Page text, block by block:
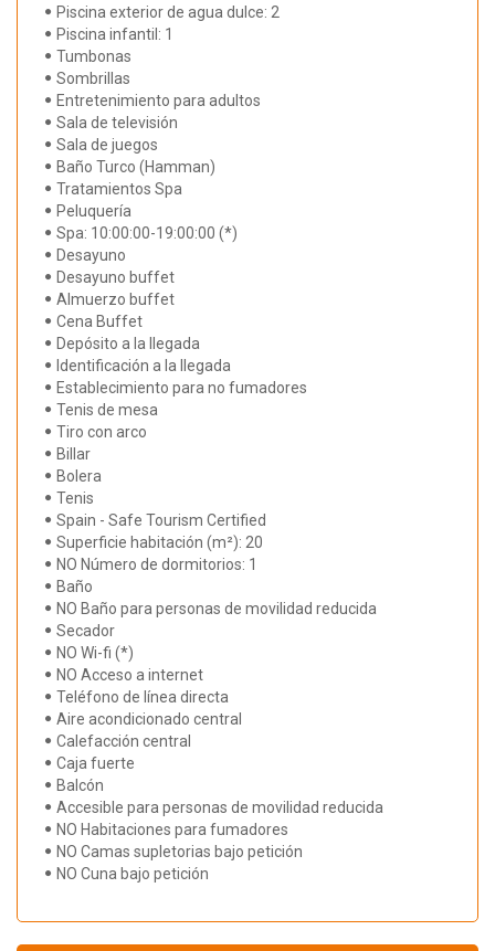
Piscina exterior de agua dulce: 2
Piscina infantil: 1
Tumbonas
Sombrillas
Entretenimiento para adultos
Sala de televisión
Sala de juegos
Baño Turco (Hamman)
Tratamientos Spa
Peluquería
Spa: 10:00:00-19:00:00 (*)
Desayuno
Desayuno buffet
Almuerzo buffet
Cena Buffet
Depósito a la llegada
Identificación a la llegada
Establecimiento para no fumadores
Tenis de mesa
Tiro con arco
Billar
Bolera
Tenis
Spain - Safe Tourism Certified
Superficie habitación (m²): 20
NO Número de dormitorios: 1
Baño
NO Baño para personas de movilidad reducida
Secador
NO Wi-fi (*)
NO Acceso a internet
Teléfono de línea directa
Aire acondicionado central
Calefacción central
Caja fuerte
Balcón
Accesible para personas de movilidad reducida
NO Habitaciones para fumadores
NO Camas supletorias bajo petición
NO Cuna bajo petición